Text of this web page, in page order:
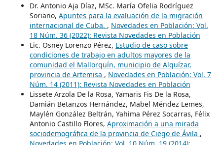
Dr. Antonio Aja Díaz, MSc. María Ofelia Rodríguez
Soriano, Apuntes para la evaluación de la migración
internacional de Cuba. , Novedades en Población: Vol.
18 Núm. 36 (2022): Revista Novedades en Población
Lic. Osney Lorenzo Pérez, Estudio de caso sobre
condiciones de trabajo en adultos mayores de la
comunidad el Mallorquín, municipio de Alquízar,
provincia de Artemisa , Novedades en Población: Vol. 7
Núm. 14 (2011): Revista Novedades en Población
Lissete Arzola De la Rosa, Yamaris Fis De la Rosa,
Damián Betanzos Hernández, Mabel Méndez Lemes,
Maylén González Beltrán, Yahima Pérez Socarras, Félix
Antonio Castillo Flores, Aproximación a una mirada
sociodemográfica de la provincia de Ciego de Ávila ,